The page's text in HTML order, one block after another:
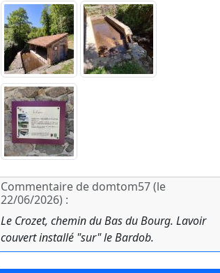
Commentaire de domtom57 (le
22/06/2026) :
Le Crozet, chemin du Bas du Bourg. Lavoir
couvert installé "sur" le Bardob.